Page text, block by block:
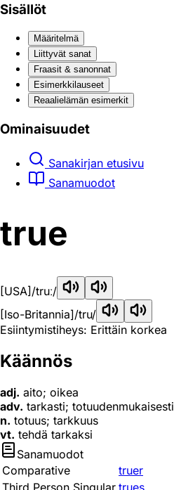
Sisällöt
Määritelmä
Liittyvät sanat
Fraasit & sanonnat
Esimerkkilauseet
Reaali­elämän esimerkit
Ominaisuudet
Sanakirjan etusivu
Sanamuodot
true
[USA] /truː/
[Iso-Britannia]/tru/
Esiintymistiheys: Erittäin korkea
Käännös
adj. aito; oikea
adv. tarkasti; totuudenmukaisesti
n. totuus; tarkkuus
vt. tehdä tarkaksi
Sanamuodot
Comparative
truer
Third Person Singular trues